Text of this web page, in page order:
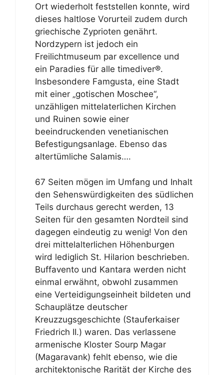
Ort wiederholt feststellen konnte, wird
dieses haltlose Vorurteil zudem durch
griechische Zyprioten genährt.
Nordzypern ist jedoch ein
Freilichtmuseum par excellence und
ein Paradies für alle timediver®.
Insbesondere Famgusta, eine Stadt
mit einer „gotischen Moschee“,
unzähligen mittelaterlichen Kirchen
und Ruinen sowie einer
beeindruckenden venetianischen
Befestigungsanlage. Ebenso das
altertümliche Salamis….
67 Seiten mögen im Umfang und Inhalt
den Sehenswürdigkeiten des südlichen
Teils durchaus gerecht werden, 13
Seiten für den gesamten Nordteil sind
dagegen eindeutig zu wenig! Von den
drei mittelalterlichen Höhenburgen
wird lediglich St. Hilarion beschrieben.
Buffavento und Kantara werden nicht
einmal erwähnt, obwohl zusammen
eine Verteidigungseinheit bildeten und
Schauplätze deutscher
Kreuzzugsgeschichte (Stauferkaiser
Friedrich II.) waren. Das verlassene
armenische Kloster Sourp Magar
(Magaravank) fehlt ebenso, wie die
architektonische Rarität der Kirche des